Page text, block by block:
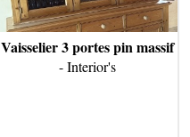
Vaisselier 3 portes pin massif
- Interior's